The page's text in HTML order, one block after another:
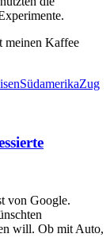
meinen Kaffee
SüdamerikaZug
von Google.
will. Ob mit Auto,